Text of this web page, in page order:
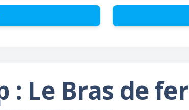
: Le Bras de fer